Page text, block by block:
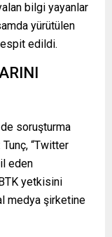
bilgi yayanlar
yürütülen
edildi.
soruşturma
Tunç, “Twitter
eden
yetkisini
medya şirketine